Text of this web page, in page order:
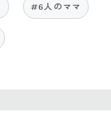
#6人のママ